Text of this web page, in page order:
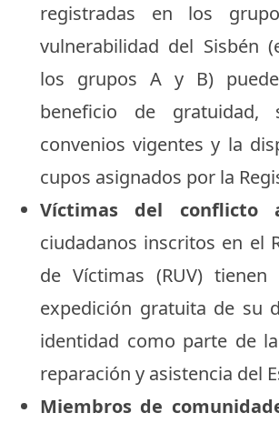
registradas en los
vulnerabilidad del Sisbén
los grupos A y B)
beneficio de
convenios vigentes y la
cupos asignados por la
Víctimas del conflicto
ciudadanos inscritos en el
de Víctimas (RUV)
expedición gratuita de su
identidad como parte de
reparación y asistencia del
Miembros de